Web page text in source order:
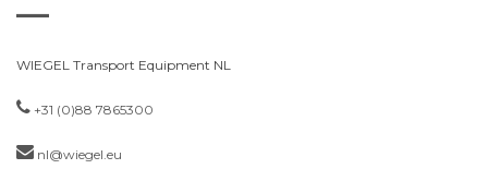
WIEGEL Transport Equipment NL
+31 (0)88 7865300
nl@wiegel.eu